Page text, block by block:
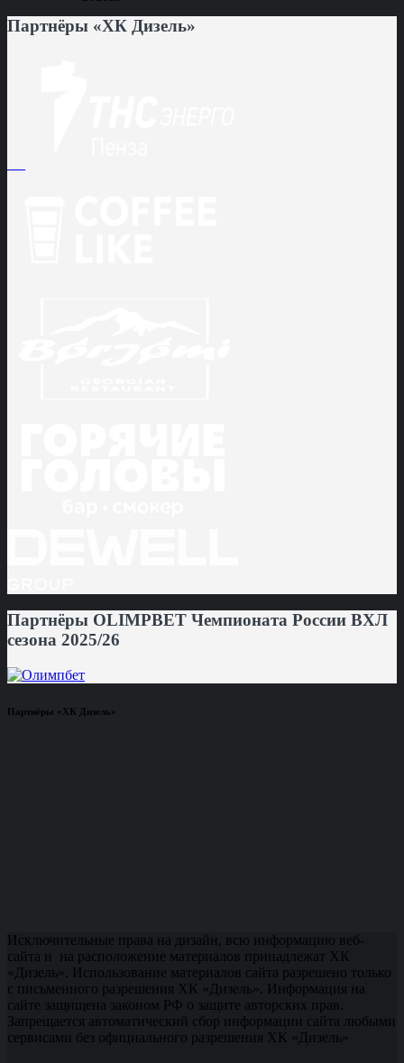
Партнёры «ХК Дизель»
Партнёры OLIMPBET Чемпионата России ВХЛ
сезона 2025/26
Партнёры «ХК Дизель»
Исключительные права на дизайн, всю информацию веб-
сайта и на расположение материалов принадлежат ХК
«Дизель». Использование материалов сайта разрешено только
с письменного разрешения ХК «Дизель». Информация на
сайте защищена законом РФ о защите авторских прав.
Запрещается автоматический сбор информации сайта любыми
сервисами без официального разрешения ХК «Дизель»